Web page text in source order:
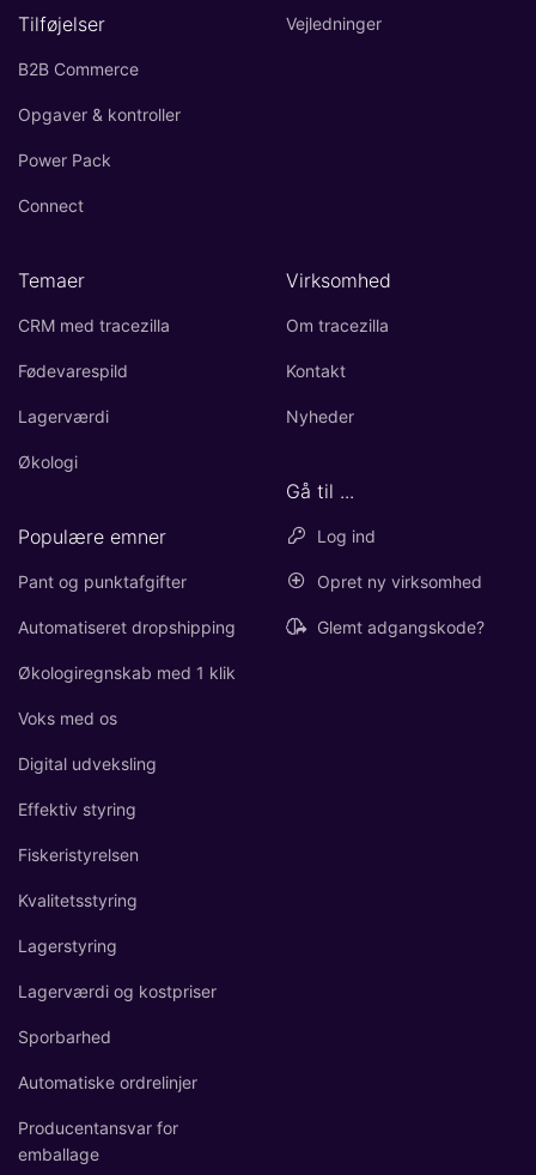
Tilføjelser
B2B Commerce
Opgaver & kontroller
Power Pack
Connect
Vejledninger
Temaer
CRM med tracezilla
Fødevarespild
Lagerværdi
Økologi
Populære emner
Pant og punktafgifter
Automatiseret dropshipping
Økologiregnskab med 1 klik
Voks med os
Digital udveksling
Effektiv styring
Fiskeristyrelsen
Kvalitetsstyring
Lagerstyring
Lagerværdi og kostpriser
Sporbarhed
Automatiske ordrelinjer
Producentansvar for
emballage
Virksomhed
Om tracezilla
Kontakt
Nyheder
Gå til ...
Log ind
Opret ny virksomhed
Glemt adgangskode?